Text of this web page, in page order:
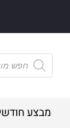
מבצע